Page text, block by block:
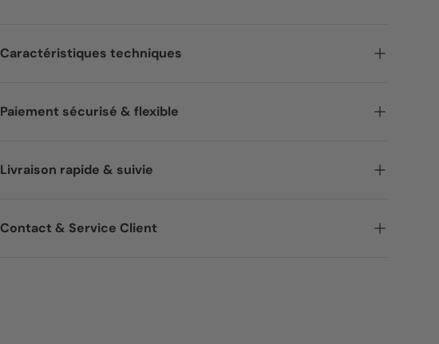
Caractéristiques techniques
Paiement sécurisé & flexible
Livraison rapide & suivie
Contact & Service Client